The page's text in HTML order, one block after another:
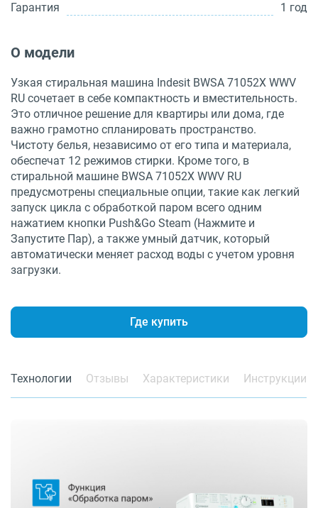
Гарантия
1 год
О модели
Узкая стиральная машина Indesit BWSA 71052X WWV
RU сочетает в себе компактность и вместительность.
Это отличное решение для квартиры или дома, где
важно грамотно спланировать пространство.
Чистоту белья, независимо от его типа и материала,
обеспечат 12 режимов стирки. Кроме того, в
стиральной машине BWSA 71052X WWV RU
предусмотрены специальные опции, такие как легкий
запуск цикла с обработкой паром всего одним
нажатием кнопки Push&Go Steam (Нажмите и
Запустите Пар), а также умный датчик, который
автоматически меняет расход воды с учетом уровня
загрузки.
Где купить
Технологии Отзывы Характеристики Инструкции